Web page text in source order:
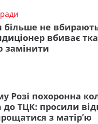
не
вбиває
замінити
Розі похоронна
до ТЦК: просили
з матір’ю